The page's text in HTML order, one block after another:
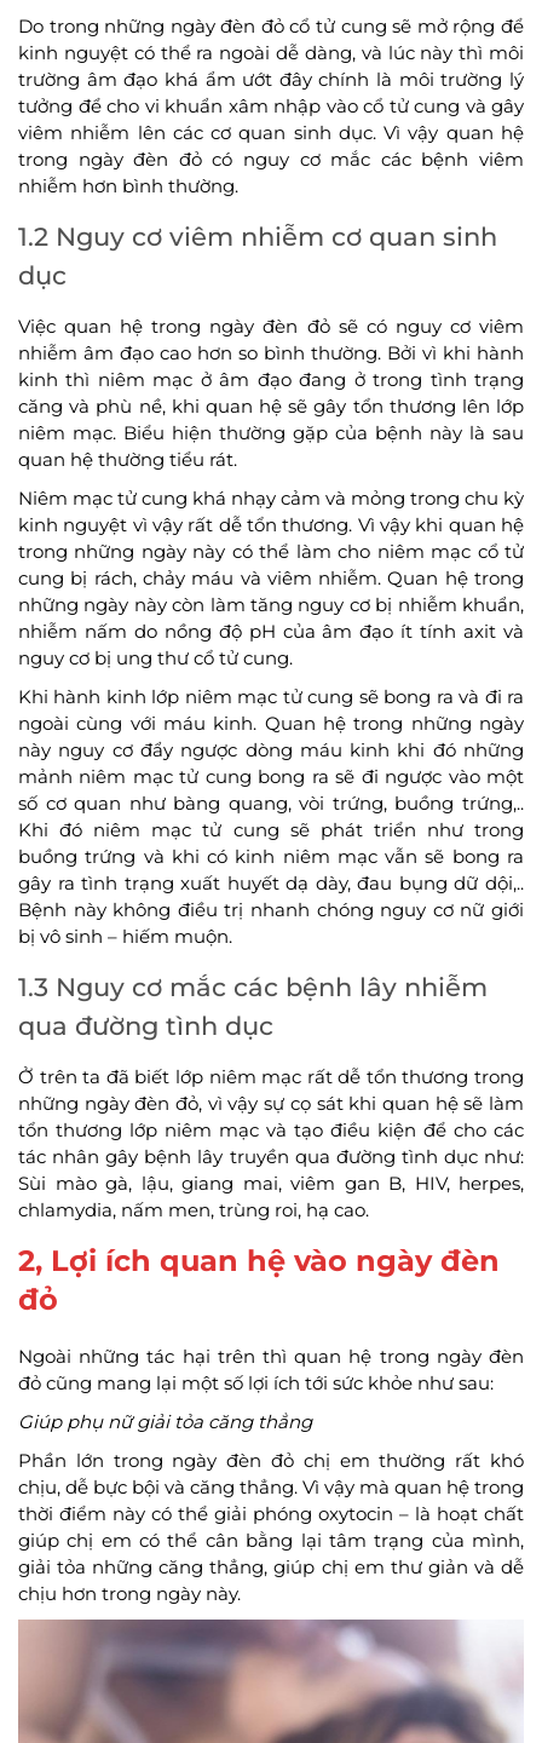
Do trong những ngày đèn đỏ cổ tử cung sẽ mở rộng để
kinh nguyệt có thể ra ngoài dễ dàng, và lúc này thì môi
trường âm đạo khá ẩm ướt đây chính là môi trường lý
tưởng để cho vi khuẩn xâm nhập vào cổ tử cung và gây
viêm nhiễm lên các cơ quan sinh dục. Vì vậy quan hệ
trong ngày đèn đỏ có nguy cơ mắc các bệnh viêm
nhiễm hơn bình thường.
1.2 Nguy cơ viêm nhiễm cơ quan sinh
dục
Việc quan hệ trong ngày đèn đỏ sẽ có nguy cơ viêm
nhiễm âm đạo cao hơn so bình thường. Bởi vì khi hành
kinh thì niêm mạc ở âm đạo đang ở trong tình trạng
căng và phù nề, khi quan hệ sẽ gây tổn thương lên lớp
niêm mạc. Biểu hiện thường gặp của bệnh này là sau
quan hệ thường tiểu rát.
Niêm mạc tử cung khá nhạy cảm và mỏng trong chu kỳ
kinh nguyệt vì vậy rất dễ tổn thương. Vì vậy khi quan hệ
trong những ngày này có thể làm cho niêm mạc cổ tử
cung bị rách, chảy máu và viêm nhiễm. Quan hệ trong
những ngày này còn làm tăng nguy cơ bị nhiễm khuẩn,
nhiễm nấm do nồng độ pH của âm đạo ít tính axit và
nguy cơ bị ung thư cổ tử cung.
Khi hành kinh lớp niêm mạc tử cung sẽ bong ra và đi ra
ngoài cùng với máu kinh. Quan hệ trong những ngày
này nguy cơ đẩy ngược dòng máu kinh khi đó những
mảnh niêm mạc tử cung bong ra sẽ đi ngược vào một
số cơ quan như bàng quang, vòi trứng, buồng trứng,..
Khi đó niêm mạc tử cung sẽ phát triển như trong
buồng trứng và khi có kinh niêm mạc vẫn sẽ bong ra
gây ra tình trạng xuất huyết dạ dày, đau bụng dữ dội,..
Bệnh này không điều trị nhanh chóng nguy cơ nữ giới
bị vô sinh – hiếm muộn.
1.3 Nguy cơ mắc các bệnh lây nhiễm
qua đường tình dục
Ở trên ta đã biết lớp niêm mạc rất dễ tổn thương trong
những ngày đèn đỏ, vì vậy sự cọ sát khi quan hệ sẽ làm
tổn thương lớp niêm mạc và tạo điều kiện để cho các
tác nhân gây bệnh lây truyền qua đường tình dục như:
Sùi mào gà, lậu, giang mai, viêm gan B, HIV, herpes,
chlamydia, nấm men, trùng roi, hạ cao.
2, Lợi ích quan hệ vào ngày đèn
đỏ
Ngoài những tác hại trên thì quan hệ trong ngày đèn
đỏ cũng mang lại một số lợi ích tới sức khỏe như sau:
Giúp phụ nữ giải tỏa căng thẳng
Phần lớn trong ngày đèn đỏ chị em thường rất khó
chịu, dễ bực bội và căng thẳng. Vì vậy mà quan hệ trong
thời điểm này có thể giải phóng oxytocin – là hoạt chất
giúp chị em có thể cân bằng lại tâm trạng của mình,
giải tỏa những căng thẳng, giúp chị em thư giản và dễ
chịu hơn trong ngày này.